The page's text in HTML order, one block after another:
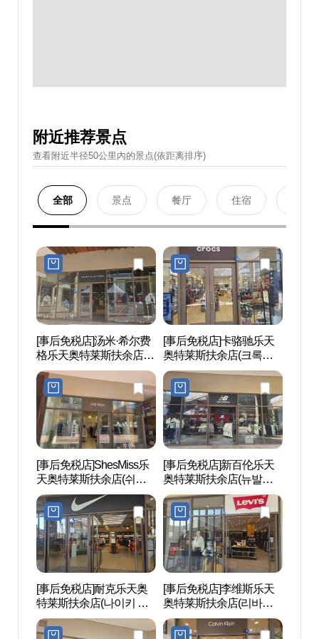
附近推荐景点
查看附近半径50公里內的景点(依距离排序)
全部 景点 餐厅 住宿
[事后免税店]汤米·希尔费
格乐天奥特莱斯扶余店
(타미힐피거 롯데아울렛
부여점)
[事后免税店]卡骆驰乐天
奥特莱斯扶余店(크록스
롯데아울렛 부여점)
[事后免税店]ShesMiss乐
天奥特莱斯扶余店(쉬즈
미스 롯데아울렛 부여점)
[事后免税店]新百伦乐天
奥特莱斯扶余店(뉴발란
스 롯데아울렛 부여점)
[事后免税店]耐克乐天奥
特莱斯扶余店(나이키 롯
데아울렛 부여점)
[事后免税店]李维斯乐天
奥特莱斯扶余店(리바이
스 롯데아울렛 부여점)